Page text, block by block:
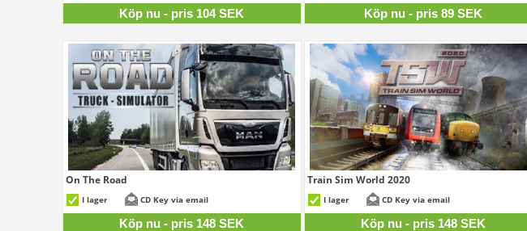
Köp nu - pris 104 SEK Köp nu - pris 89 SEK
On The Road
I lager CD Key via email
Köp nu - pris 148 SEK
Train Sim World 2020
I lager CD Key via email
Köp nu - pris 148 SEK